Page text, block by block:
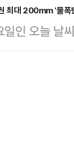
·강원 남부·
충청
함께 천둥번
역으로 확대
는 곳이 있겠
▲
최대 200mm '물폭
일인 오늘 날
청은 "중부지